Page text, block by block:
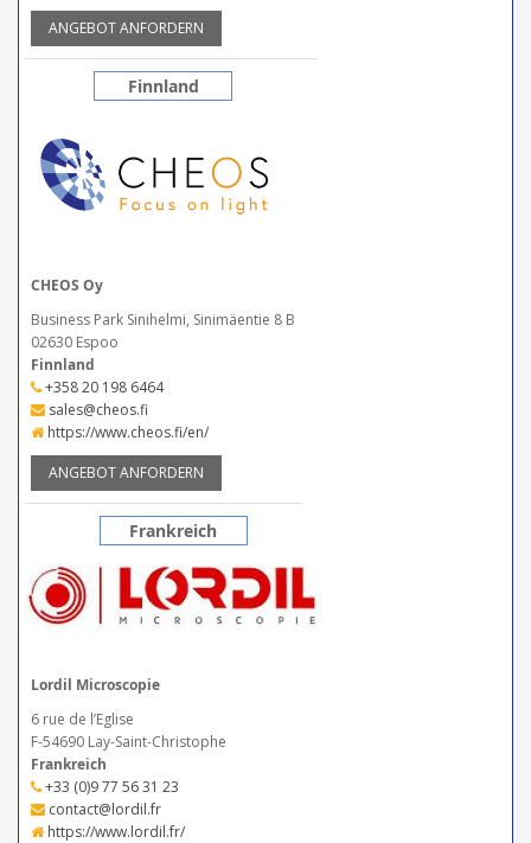
ANGEBOT ANFORDERN
Finnland
CHEOS Oy
Business Park Sinihelmi, Sinimäentie 8 B
02630 Espoo
Finnland
+358 20 198 6464
sales@cheos.fi
https://www.cheos.fi/en/
ANGEBOT ANFORDERN
Frankreich
Lordil Microscopie
6 rue de l’Eglise
F-54690 Lay-Saint-Christophe
Frankreich
+33 (0)9 77 56 31 23
contact@lordil.fr
https://www.lordil.fr/